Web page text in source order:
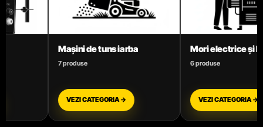
Mori electrice și Batoze
6 produse
VEZI CATEGORIA →
Motoare termice
3 produse
VEZI CATEGORIA →